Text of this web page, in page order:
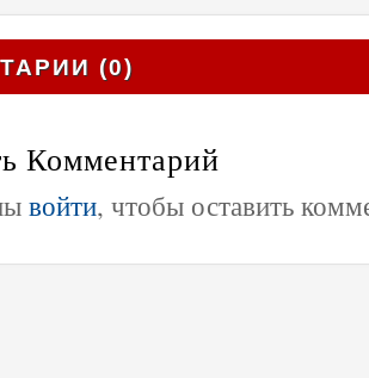
(0)
Комментарий
войти, чтобы оставить